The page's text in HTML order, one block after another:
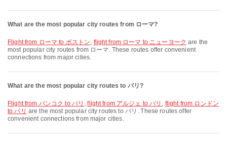
What are the most popular city routes from ローマ?
flight from ローマ to ボストン, flight from ローマ to ニューヨーク are the
most popular city routes from ローマ. These routes offer convenient
connections from major cities.
What are the most popular city routes to パリ?
flight from バンコク to パリ ,flight from アルジェ to パリ , flight from ロンドン
to パリ are the most popular city routes to パリ. These routes offer
convenient connections from major cities.